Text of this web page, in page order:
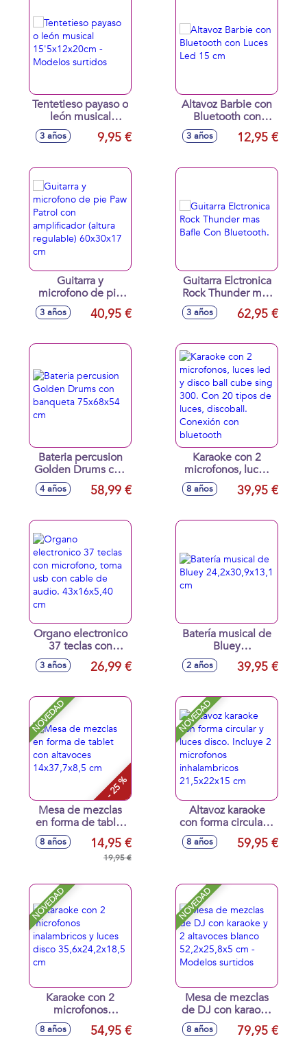
Tentetieso payaso o
león musical
15'5x12x20cm -
Modelos surtidos
3 años 9,95 €
Altavoz Barbie con
Bluetooth con
Luces Led 15 cm
3 años 12,95 €
Guitarra y
microfono de pie
Paw Patrol con
amplificador (altura
60x30x17 cm
3 años 40,95 €
Guitarra Elctronica
Rock Thunder mas
Bafle Con
Bluetooth.
3 años 62,95 €
Bateria percusion
Golden Drums con
banqueta
75x68x54 cm
4 años 58,99 €
Karaoke con 2
microfonos, luces
led y disco ball
cube sing 300. Con
discoball. Conexión
8 años 39,95 €
Organo electronico
37 teclas con
microfono, toma
usb con cable de
cm
3 años 26,99 €
Batería musical de
Bluey
24,2x30,9x13,1 cm
2 años 39,95 €
NOVEDAD
- 25 %
Mesa de mezclas
en forma de tablet
con altavoces
14x37,7x8,5 cm
8 años 14,95 €
19,95 €
NOVEDAD
Altavoz karaoke
con forma circular y
luces disco. Incluye
2 microfonos
8 años 59,95 €
NOVEDAD
Karaoke con 2
microfonos
inalambricos y
luces disco
8 años 54,95 €
NOVEDAD
Mesa de mezclas
de DJ con karaoke
y 2 altavoces
blanco 52,2x25,8x5
8 años 79,95 €